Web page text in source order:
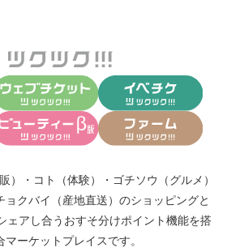
） ・ コト（体験） ・ ゴチソウ（グルメ）
ョクバイ（産地直送） のショッピングと
ェアし合う おすそ分けポイント機能を搭
マーケットプレイスです。